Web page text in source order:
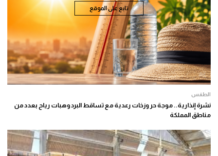
تابع على الموقع
الطقس
نشرة إنذارية.. موجة حر وزخات رعدية مع تساقط البرد وهبات رياح بعدد من
مناطق المملكة